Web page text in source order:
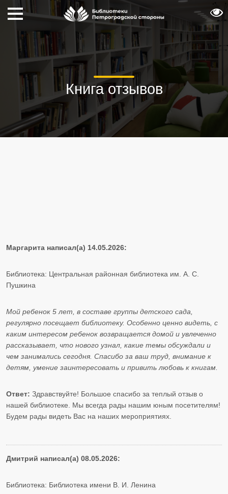
Книга отзывов
Маргарита написал(а) 14.05.2026:
Библиотека: Центральная районная библиотека им. А. С.
Пушкина
Мой ребенок 5 лет, в составе группы детского сада,
регулярно посещает библиотеку. Особенно ценно видеть, с
каким интересом ребенок возвращается домой и увлеченно
рассказывает, что нового узнал, какие темы обсуждали и
чем занимались сегодня. Спасибо за ваш труд, внимание к
детям, умение заинтересовать и привить любовь к книгам.
Ответ: Здравствуйте! Большое спасибо за теплый отзыв о
нашей библиотеке. Мы всегда рады нашим юным посетителям!
Будем рады видеть Вас на наших мероприятиях.
Дмитрий написал(а) 08.05.2026:
Библиотека: Библиотека имени В. И. Ленина